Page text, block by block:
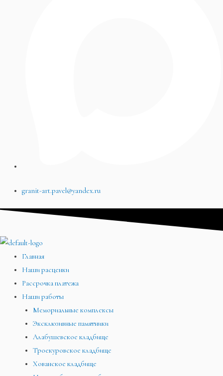
granit-art.pavel@yandex.ru
Главная
Наши расценки
Рассрочка платежа
Наши работы
Мемориальные комплексы
Эксклюзивные памятники
Алабушевское кладбище
Троекуровское кладбище
Хованское кладбище